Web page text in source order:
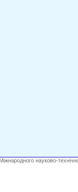
науково-